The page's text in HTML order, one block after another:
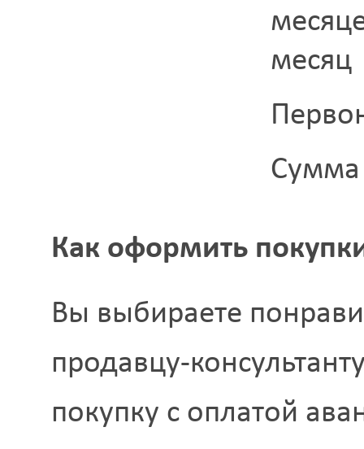
месяц
Сумма
Как оформить
Вы выбираете
продавцу-
покупку с оплатой